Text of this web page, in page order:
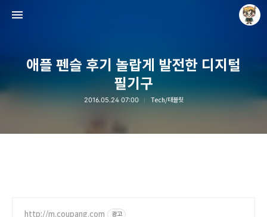
애플 펜슬 후기 놀랍게 발전한 디지털
필기구
2016.05.24 07:00 Tech/태블릿
http://m.coupang.com 광고
Raycat : Photo and Story